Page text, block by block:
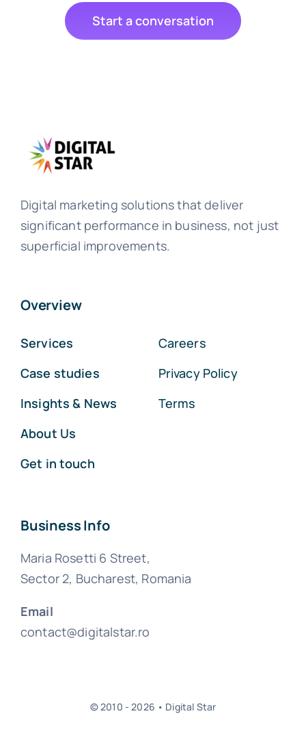
Start a conversation
Digital marketing solutions that deliver
significant performance in business, not just
superficial improvements.
Overview
Services
Case studies
Insights & News
About Us
Get in touch
Careers
Privacy Policy
Terms
Business Info
Maria Rosetti 6 Street,
Sector 2, Bucharest, Romania
Email
contact@digitalstar.ro
© 2010 - 2026 • Digital Star